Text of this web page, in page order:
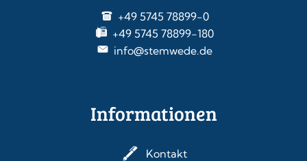
+49 5745 78899-0
+49 5745 78899-180
info@stemwede.de
Informationen
Kontakt